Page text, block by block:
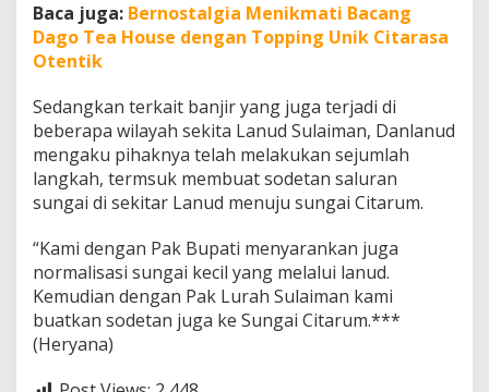
Baca juga: Bernostalgia Menikmati Bacang
Dago Tea House dengan Topping Unik Citarasa
Otentik
Sedangkan terkait banjir yang juga terjadi di
beberapa wilayah sekita Lanud Sulaiman, Danlanud
mengaku pihaknya telah melakukan sejumlah
langkah, termsuk membuat sodetan saluran
sungai di sekitar Lanud menuju sungai Citarum.
“Kami dengan Pak Bupati menyarankan juga
normalisasi sungai kecil yang melalui lanud.
Kemudian dengan Pak Lurah Sulaiman kami
buatkan sodetan juga ke Sungai Citarum.***
(Heryana)